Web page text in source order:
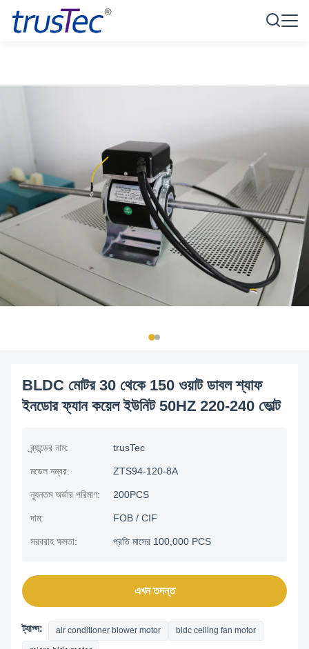
BLDC মোটর 30 থেকে 150 ওয়াট ডাবল শ্যাফ
ইনডোর ফ্যান কয়েল ইউনিট 50HZ 220-240 ভোল্ট
ব্র্যান্ডের নাম: trusTec
মডেল নম্বর: ZTS94-120-8A
ন্যূনতম অর্ডার পরিমাণ: 200PCS
দাম: FOB / CIF
সরবরাহ ক্ষমতা: প্রতি মাসের 100,000 PCS
এখন তদন্ত
ট্যাগ্স: air conditioner blower motor bldc ceiling fan motor